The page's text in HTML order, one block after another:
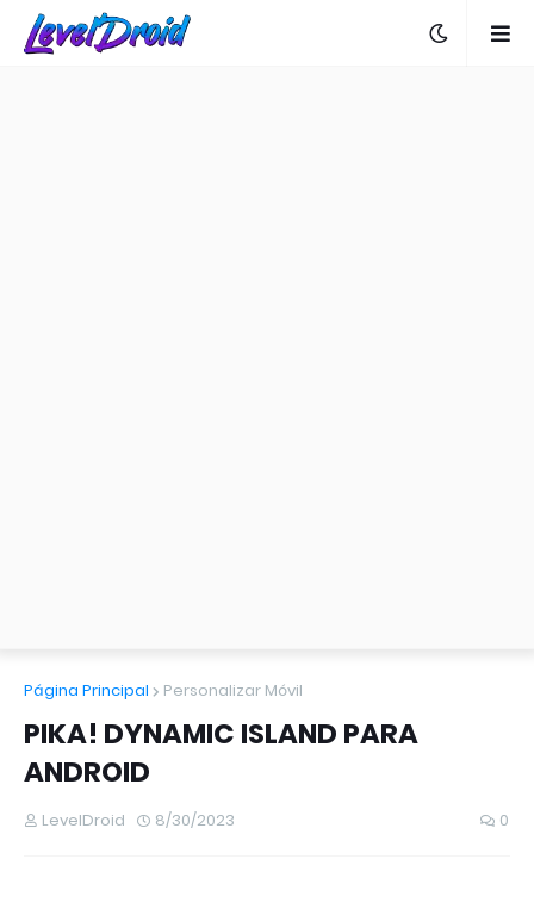
Página Principal Personalizar Móvil
PIKA! DYNAMIC ISLAND PARA
ANDROID
LevelDroid 8/30/2023 0